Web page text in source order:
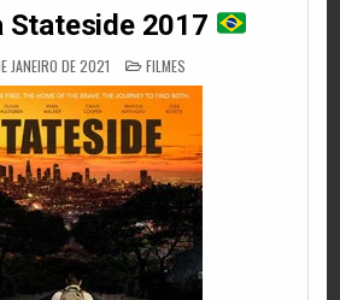
Stateside 2017
JANEIRO DE 2021 POSTED
IN
FILMES